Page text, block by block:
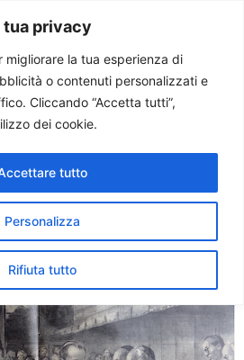
tua privacy
migliorare la tua esperienza di
o contenuti personalizzati e
Cliccando “Accetta tutti”,
dei cookie.
Personalizza
Rifiuta tutto
tutto
ieri. Biagetti e il
1939